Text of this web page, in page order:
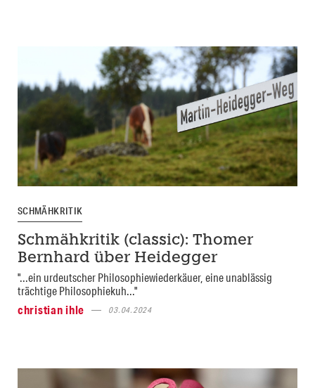
SCHMÄHKRITIK
Schmähkritik (classic): Thomer
Bernhard über Heidegger
"...ein urdeutscher Philosophiewiederkäuer, eine unablässig
trächtige Philosophiekuh..."
christian ihle
03.04.2024